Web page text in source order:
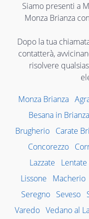
Siamo presenti a
Monza Brianza
Dopo la tua
contatterà,
risolvere
Monza Brianza
Besana in Brianza
Brugherio Carate
Concorezzo
Lazzate
Lentate
Lissone
Macherio
Seregno Seveso
Varedo Vedano al